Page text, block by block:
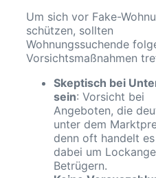
Um sich vor Fake-
schützen, sollten
Wohnungssuchende
Vorsichtsmaßnahmen
Skeptisch bei
sein: Vorsicht bei
Angeboten, die
unter dem
denn oft handelt
dabei um
Betrügern.